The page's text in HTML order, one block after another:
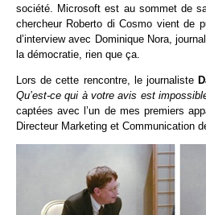
société. Microsoft est au sommet de
chercheur Roberto di Cosmo vient de
d’interview avec Dominique Nora,
la démocratie, rien que ça.
Lors de cette rencontre, le journaliste
Qu’est-ce qui à votre avis est
captées avec l’un de mes premiers
Directeur Marketing et Communication